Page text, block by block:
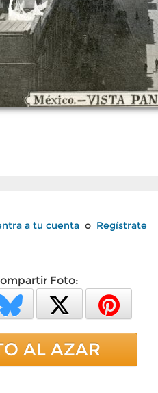
a tu cuenta o Regístrate
Foto:
AL AZAR